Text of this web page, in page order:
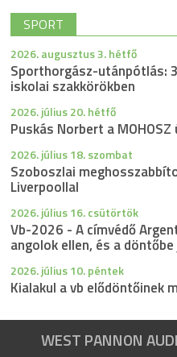
SPORT
2026. augusztus 3. hétfő
Sporthorgász-utánpótlás:
iskolai szakkörökben
2026. július 20. hétfő
Puskás Norbert a MOHOSZ
2026. július 18. szombat
Szoboszlai
Liverpoollal
2026. július 16. csütörtök
Vb-2026 - A címvédő
angolok ellen, és a
2026. július 10. péntek
Kialakul a vb elődöntőinek
WEST PANNON